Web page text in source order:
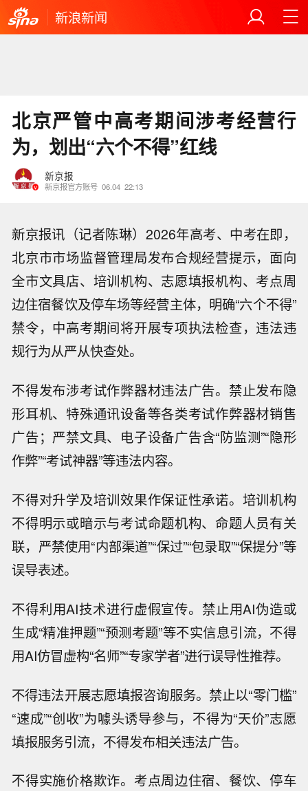
新浪新闻
北京严管中高考期间涉考经营行
为，划出“六个不得”红线
新京报
新京报官方账号 06.04 22:13
新京报讯（记者陈琳）2026年高考、中考在即，
北京市市场监督管理局发布合规经营提示，面向
全市文具店、培训机构、志愿填报机构、考点周
边住宿餐饮及停车场等经营主体，明确“六个不得”
禁令，中高考期间将开展专项执法检查，违法违
规行为从严从快查处。
不得发布涉考试作弊器材违法广告。禁止发布隐
形耳机、特殊通讯设备等各类考试作弊器材销售
广告；严禁文具、电子设备广告含“防监测”“隐形
作弊”“考试神器”等违法内容。
不得对升学及培训效果作保证性承诺。培训机构
不得明示或暗示与考试命题机构、命题人员有关
联，严禁使用“内部渠道”“保过”“包录取”“保提分”等
误导表述。
不得利用AI技术进行虚假宣传。禁止用AI伪造或
生成“精准押题”“预测考题”等不实信息引流，不得
用AI仿冒虚构“名师”“专家学者”进行误导性推荐。
不得违法开展志愿填报咨询服务。禁止以“零门槛”
“速成”“创收”为噱头诱导参与，不得为“天价”志愿
填报服务引流，不得发布相关违法广告。
不得实施价格欺诈。考点周边住宿、餐饮、停车